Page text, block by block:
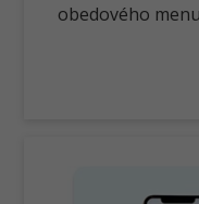
obedového